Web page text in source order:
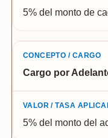
5% del monto de
Cargo por
5% del monto del